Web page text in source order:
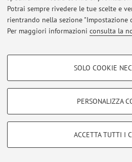
Potrai sempre rivedere le tue scelte e
rientrando nella sezione "Impostazione
Per maggiori informazioni consulta la
COOKIE DI PROFILAZIONE -
COOKIE TECNICI - NECESSARI
Si tratta di cookie tecnici utilizzati, a
SOLO COOKIE
PERSONALIZZA
ACCETTA TUTTI I
per gestire tutti i
© 2026 - ALMA MATER STUDIORUM
Privacy|Note legali|